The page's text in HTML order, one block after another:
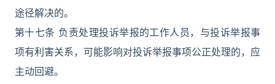
途径解决的。
第十七条 负责处理投诉举报的工作人员，与投诉举报事
项有利害关系，可能影响对投诉举报事项公正处理的，应
主动回避。